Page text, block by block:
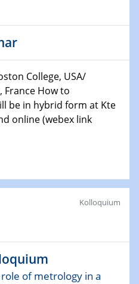
Computational and
understanding gene
Series on 2D-
College, USA/
How to
be in hybrid form at Kte
online (webex link
Kolloquium
of metrology in a